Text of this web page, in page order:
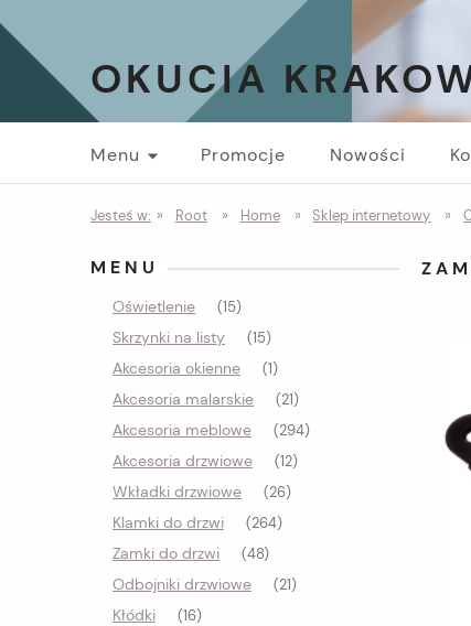
OKUCIA
Menu Promocje Nowości
Jesteś w: » Root » Home » Sklep internetowy »
MENU
Oświetlenie (15)
Skrzynki na listy (15)
Akcesoria okienne (1)
Akcesoria malarskie (21)
Akcesoria meblowe (294)
Akcesoria drzwiowe (12)
Wkładki drzwiowe (26)
Klamki do drzwi (264)
Zamki do drzwi (48)
Odbojniki drzwiowe (21)
Kłódki (16)